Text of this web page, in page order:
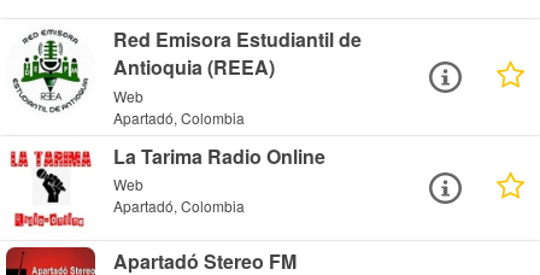
Red Emisora Estudiantil de
Antioquia (REEA)
Web
Apartadó, Colombia
La Tarima Radio Online
Web
Apartadó, Colombia
Apartadó Stereo FM